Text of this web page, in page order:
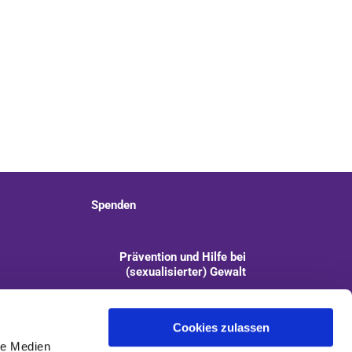
Medien
Cookies zulassen
Spenden
Prävention und Hilfe bei
(sexualisierter) Gewalt
info@kirchengemeinde-staaken.de